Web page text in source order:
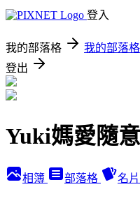
登入
我的部落格 我的部落
登出
Yuki媽愛隨
相簿 部落格 名片